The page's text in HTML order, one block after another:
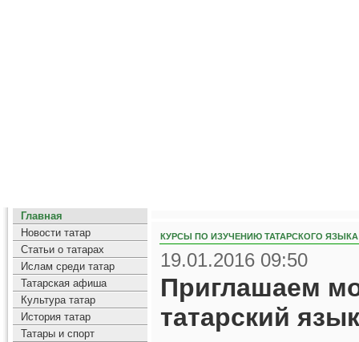
Главная
Новости татар
Статьи о татарах
Ислам среди татар
Татарская афиша
Культура татар
История татар
Татары и спорт
КУРСЫ ПО ИЗУЧЕНИЮ ТАТАРСКОГО ЯЗЫКА
19.01.2016 09:50
Приглашаем
татарский